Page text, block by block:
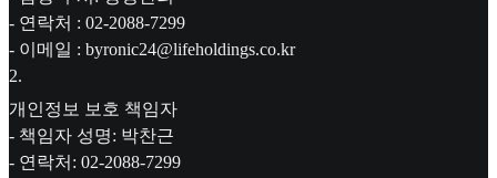
- 연락처 : 02-2088-7299
- 이메일 : byronic24@lifeholdings.co.kr
2.
개인정보 보호 책임자
- 책임자 성명: 박찬근
- 연락처: 02-2088-7299